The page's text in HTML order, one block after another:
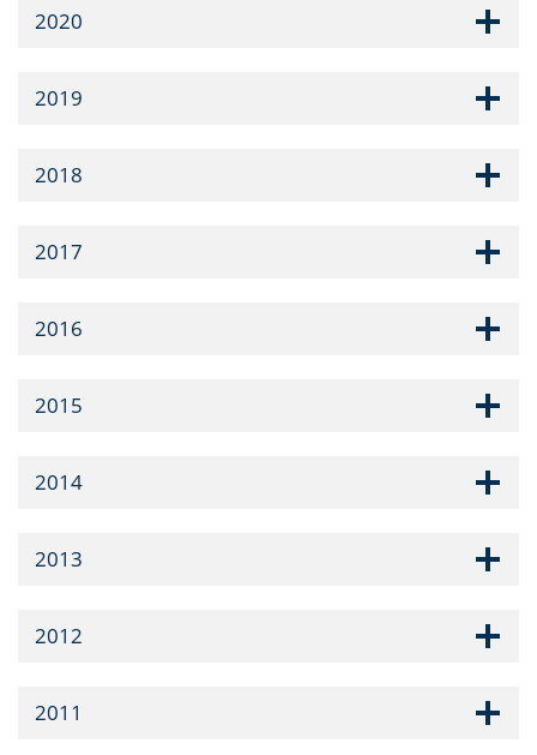
2020
2019
2018
2017
2016
2015
2014
2013
2012
2011